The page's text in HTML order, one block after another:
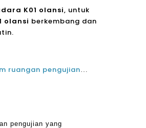
K01 olansi, untuk
olansi berkembang dan
alasan terlihat yang membuat kualitas udara dalam ruangan pengujian yang diperlukan dan menggunakan pembersih udara Olansi untuk menegakkan kualitas udara
pengujian yang